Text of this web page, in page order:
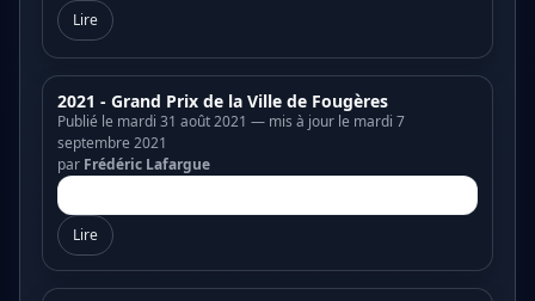
Lire
2021 - Grand Prix de la Ville de Fougères
Publié le mardi 31 août 2021 — mis à jour le mardi 7
septembre 2021
par Frédéric Lafargue
Lire